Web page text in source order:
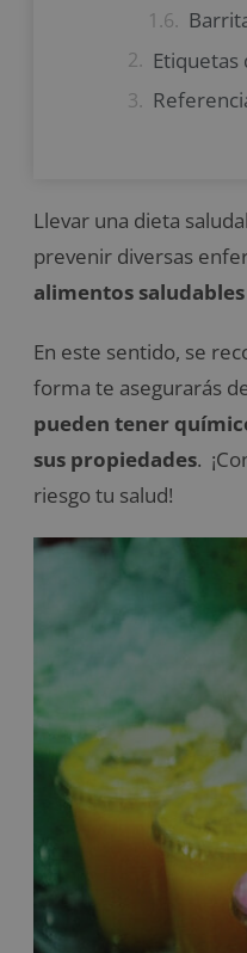
Etiquetas
Llevar una dieta
prevenir diversas
alimentos
En este sentido, se
forma te asegurarás
pueden tener
sus propiedades.
riesgo tu salud!